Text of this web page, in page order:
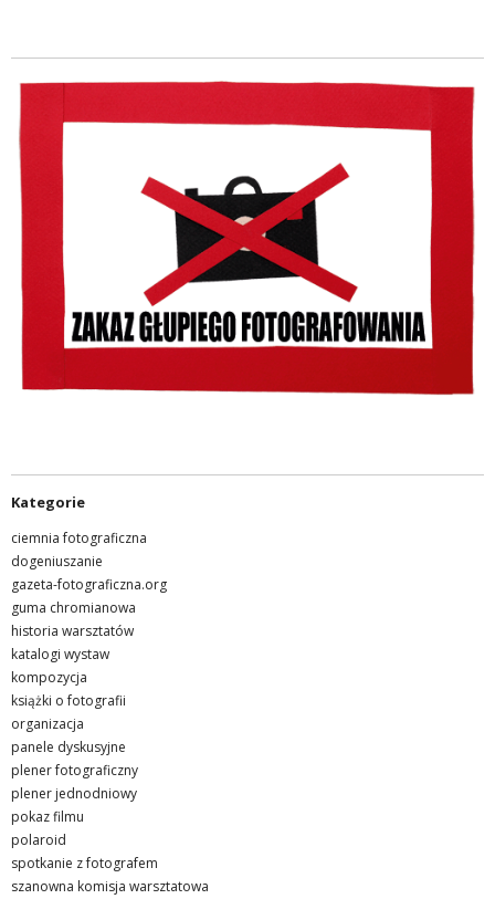
Kategorie
ciemnia fotograficzna
dogeniuszanie
gazeta-fotograficzna.org
guma chromianowa
historia warsztatów
katalogi wystaw
kompozycja
książki o fotografii
organizacja
panele dyskusyjne
plener fotograficzny
plener jednodniowy
pokaz filmu
polaroid
spotkanie z fotografem
szanowna komisja warsztatowa